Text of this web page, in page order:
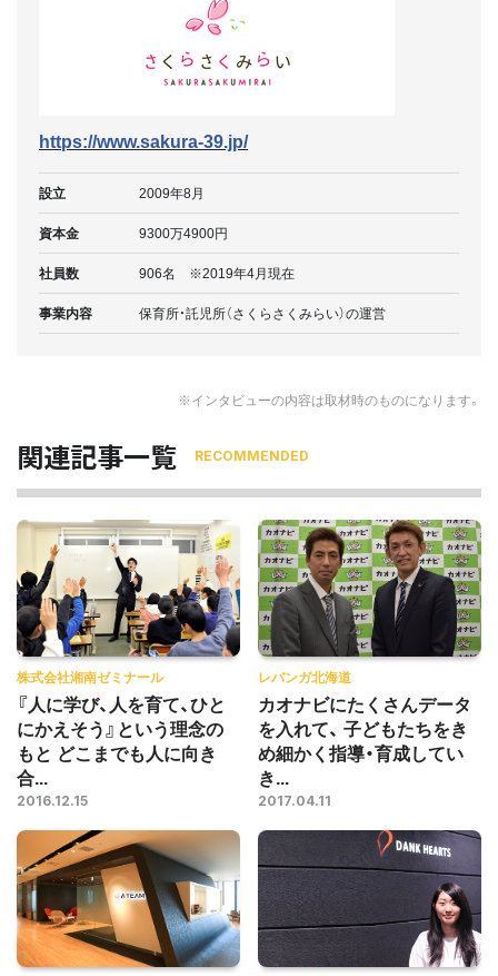
https://www.sakura-39.jp/
設立
2009年8月
資本金
9300万4900円
社員数
906名 ※2019年4月現在
事業内容
保育所・託児所（さくらさくみらい）の運営
※インタビューの内容は取材時のものになります。
関連記事一覧 RECOMMENDED
株式会社湘南ゼミナール
『人に学び、人を育て、ひと
にかえそう』という理念の
もと どこまでも人に向き
合...
2016.12.15
レバンガ北海道
カオナビにたくさんデータ
を入れて、 子どもたちをき
め細かく指導・育成してい
き...
2017.04.11